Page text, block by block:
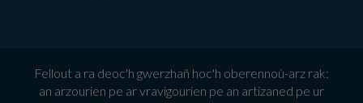
Fellout a ra deoc'h gwerzhañ hoc'h oberennoù-arz rak:
an arzourien pe ar vravigourien pe an artizaned pe ur